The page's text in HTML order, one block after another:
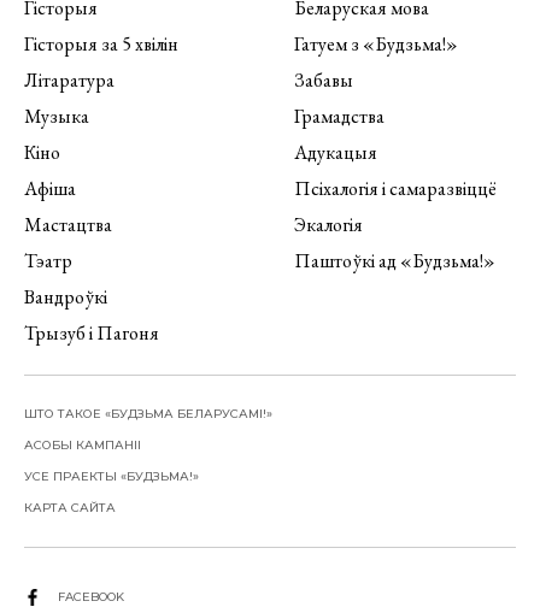
Гісторыя
Гісторыя за 5 хвілін
Літаратура
Музыка
Кіно
Афіша
Мастацтва
Тэатр
Вандроўкі
Трызуб і Пагоня
Беларуская мова
Гатуем з «Будзьма!»
Забавы
Грамадства
Адукацыя
Псіхалогія і самаразвіццё
Экалогія
Паштоўкі ад «Будзьма!»
ШТО ТАКОЕ «БУДЗЬМА БЕЛАРУСАМІ!»
АСОБЫ КАМПАНІІ
УСЕ ПРАЕКТЫ «БУДЗЬМА!»
КАРТА САЙТА
FACEBOOK